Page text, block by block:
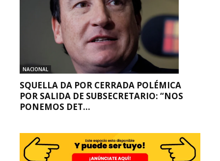
NACIONAL
SQUELLA DA POR CERRADA POLÉMICA
POR SALIDA DE SUBSECRETARIO: “NOS
PONEMOS DET...